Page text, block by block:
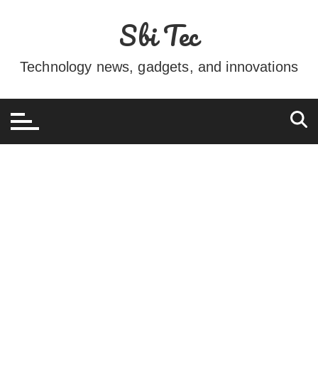
conteúdo
Sbi Tec
Technology news, gadgets, and innovations